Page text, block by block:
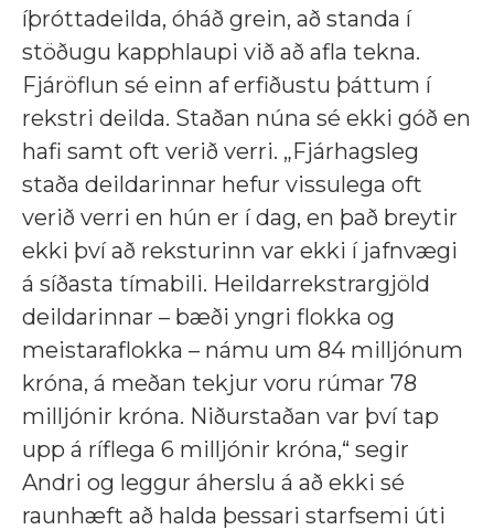
íþróttadeilda, óháð grein, að standa í
stöðugu kapphlaupi við að afla tekna.
Fjáröflun sé einn af erfiðustu þáttum í
rekstri deilda. Staðan núna sé ekki góð en
hafi samt oft verið verri. „Fjárhagsleg
staða deildarinnar hefur vissulega oft
verið verri en hún er í dag, en það breytir
ekki því að reksturinn var ekki í jafnvægi
á síðasta tímabili. Heildarrekstrargjöld
deildarinnar – bæði yngri flokka og
meistaraflokka – námu um 84 milljónum
króna, á meðan tekjur voru rúmar 78
milljónir króna. Niðurstaðan var því tap
upp á ríflega 6 milljónir króna,“ segir
Andri og leggur áherslu á að ekki sé
raunhæft að halda þessari starfsemi úti